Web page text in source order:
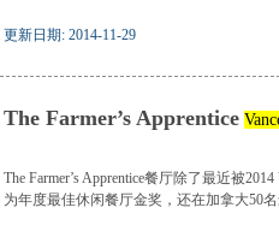
更新日期: 2014-11-29
The Farmer’s Apprentice
The Farmer’s Apprentice餐厅除了最近被
为年度最佳休闲餐厅金奖，还在加拿大50